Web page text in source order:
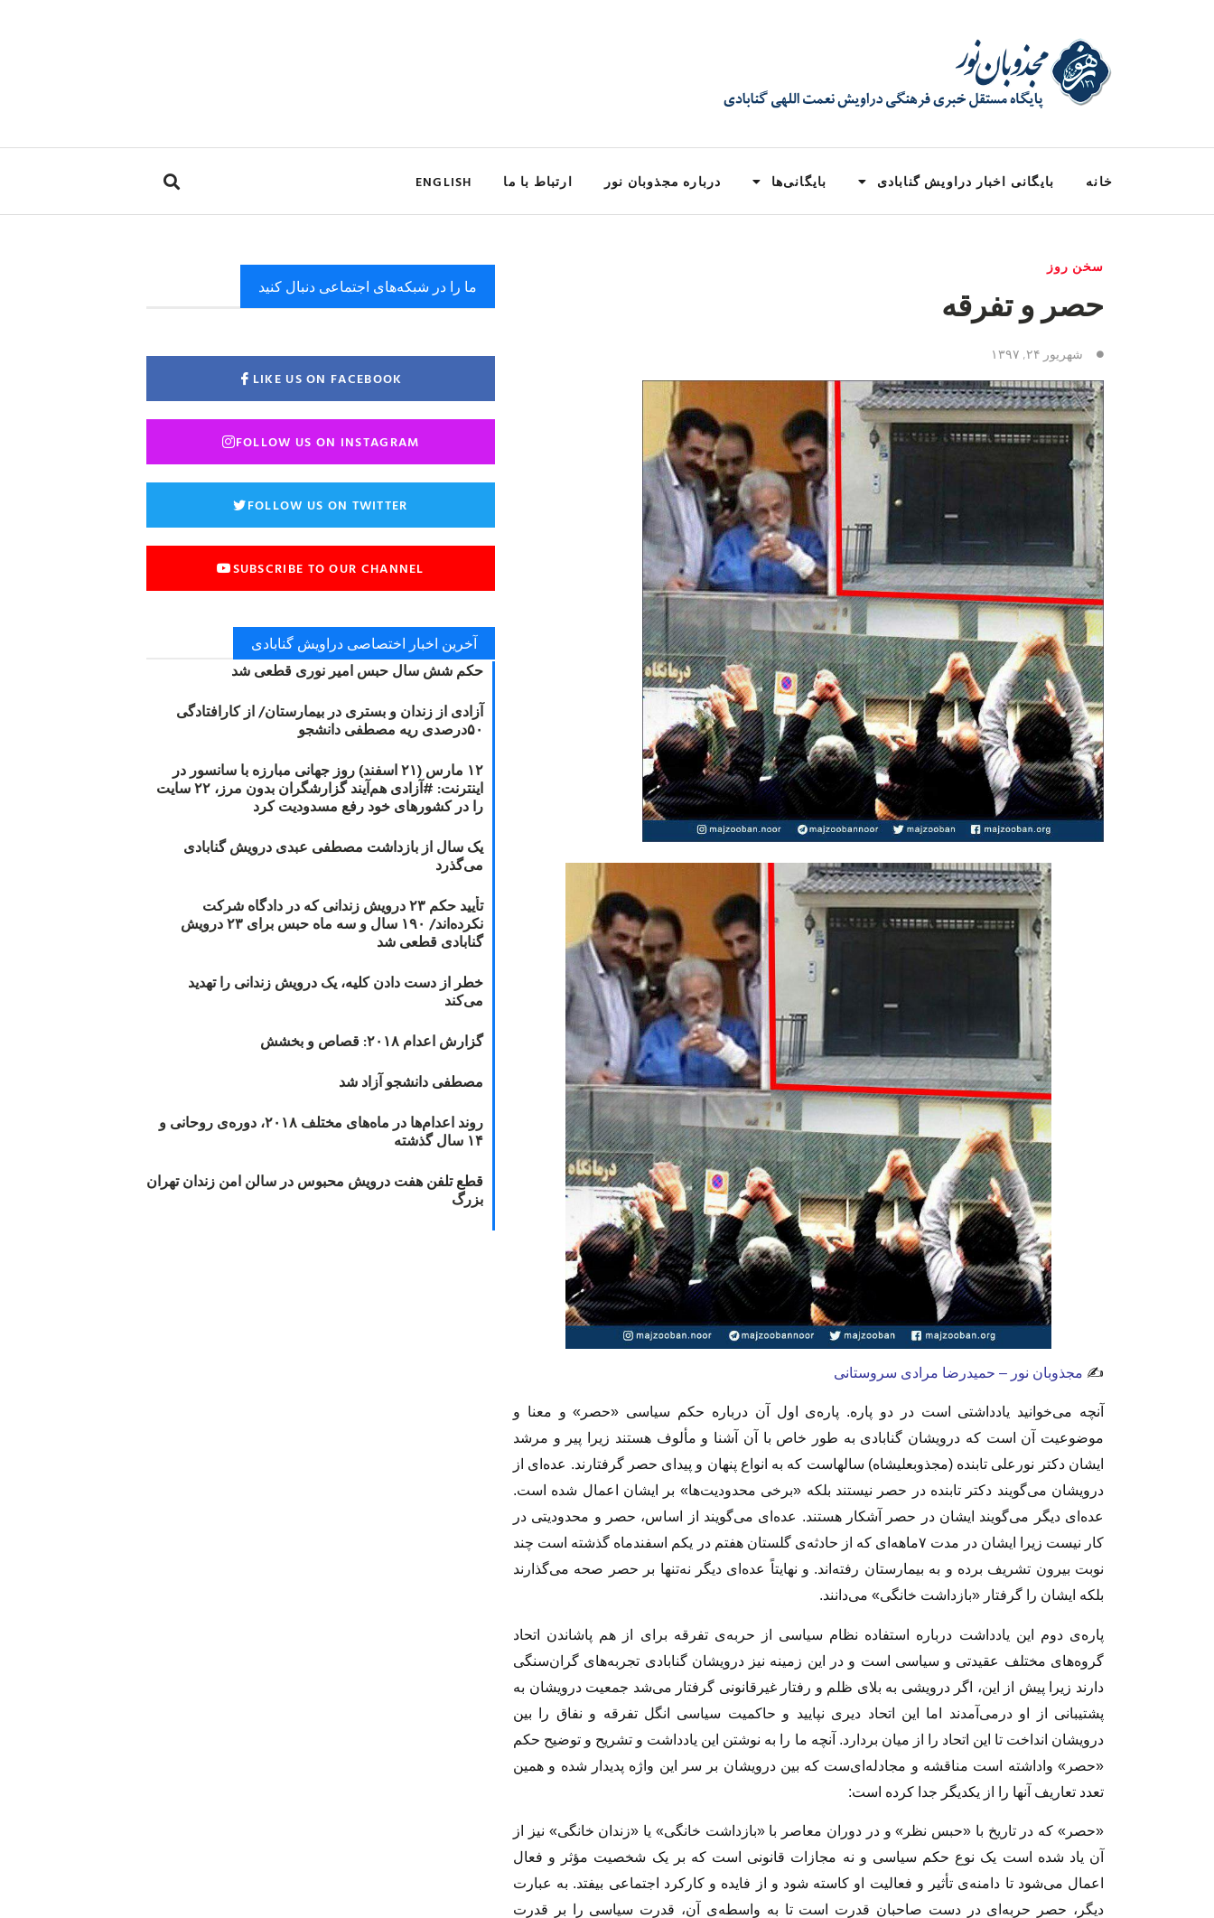
خانه بایگانی اخبار دراویش گنابادی بایگانی‌ها درباره مجذوبان نور ارتباط با ما ENGLISH
سخن روز
حصر و تفرقه
شهریور ۲۴, ۱۳۹۷
✍️ مجذوبان نور – حمیدرضا مرادی سروستانی
آنچه می‌خوانید یادداشتی است در دو پاره. پاره‌ی اول آن درباره‌ حکم سیاسی «حصر» و معنا و
موضوعیت آن است که درویشان گنابادی به طور خاص با آن آشنا و مألوف هستند زیرا پیر و مرشد
ایشان دکتر نورعلی تابنده (مجذوبعلیشاه) سالهاست که به انواع پنهان و پیدای حصر گرفتارند. عده‌ای از
درویشان می‌‌گویند دکتر تابنده در حصر نیستند بلکه «برخی محدودیت‌ها» بر ایشان اعمال شده است.
عده‌ای دیگر می‌گویند ایشان در حصر آشکار هستند. عده‌ای می‌گویند از اساس، حصر و محدودیتی در
کار نیست زیرا ایشان در مدت ۷ماهه‌ای که از حادثه‌ی گلستان هفتم در یکم اسفندماه گذشته است چند
نوبت بیرون تشریف برده و به بیمارستان رفته‌اند. و نهایتاً عده‌ای دیگر نه‌تنها بر حصر صحه می‌گذارند
بلکه ایشان را گرفتار «بازداشت خانگی» می‌دانند.
پاره‌ی دوم این یادداشت درباره استفاده نظام سیاسی از حربه‌ی تفرقه برای از هم پاشاندن اتحاد
گروه‌های مختلف عقیدتی و سیاسی است و در این زمینه نیز درویشان گنابادی تجربه‌های گران‌سنگی
دارند زیرا پیش از این، اگر درویشی به بلای ظلم و رفتار غیرقانونی گرفتار می‌شد جمعیت درویشان به
پشتیبانی از او درمی‌آمدند اما این اتحاد دیری نپایید و حاکمیت سیاسی انگل تفرقه و نفاق را بین
درویشان انداخت تا این اتحاد را از میان بردارد. آنچه ما را به نوشتن این یادداشت و تشریح و توضیح حکم
«حصر» واداشته است مناقشه و مجادله‌ای‌ست که بین درویشان بر سر این واژه پدیدار شده و همین
تعدد تعاریف آنها را از یکدیگر جدا کرده است:
«حصر» که در تاریخ با «حبس نظر» و در دوران معاصر با «بازداشت خانگی» یا «زندان خانگی» نیز از
آن یاد شده است یک نوع حکم سیاسی و نه مجازات قانونی است که بر یک شخصیت مؤثر و فعال
اعمال می‌شود تا دامنه‌ی تأثیر و فعالیت او کاسته شود و از فایده‌ و کارکرد اجتماعی بیفتد. به عبارت
دیگر، حصر حربه‌ای در دست صاحبان قدرت است تا به واسطه‌ی آن، قدرت سیاسی را بر قدرت
ما را در شبکه‌های اجتماعی دنبال کنید
LIKE US ON FACEBOOK
FOLLOW US ON INSTAGRAM
FOLLOW US ON TWITTER
SUBSCRIBE TO OUR CHANNEL
آخرین اخبار اختصاصی دراویش گنابادی
حکم شش سال حبس امیر نوری قطعی شد
آزادی از زندان و بستری در بیمارستان/ از کارافتادگی
۵۰درصدی ریه مصطفی دانشجو
۱۲ مارس (۲۱ اسفند) روز جهانی مبارزه با سانسور در
اینترنت: #آزادی هم‌آیند گزارشگران‌ بدون مرز، ۲۲ سایت
را در کشورهای خود رفع مسدودیت کرد
یک سال از بازداشت مصطفی عبدی درویش گنابادی
می‌گذرد
تأیید حکم ۲۳ درویش زندانی که در دادگاه شرکت
نکرده‌اند/ ۱۹۰ سال و سه ماه حبس برای ۲۳ درویش
گنابادی قطعی شد
خطر از دست دادن کلیه، یک درویش زندانی را تهدید
می‌کند
گزارش اعدام ۲۰۱۸: قصاص و بخشش
مصطفی دانشجو آزاد شد
روند اعدام‌ها در ماه‌های مختلف ۲۰۱۸، دوره‌ی روحانی و
۱۴ سال گذشته
قطع تلفن هفت درویش محبوس در سالن امن زندان تهران
بزرگ